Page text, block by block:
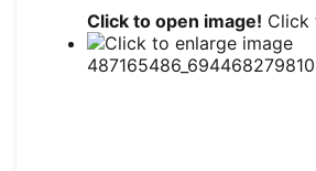
Click to open image! Click